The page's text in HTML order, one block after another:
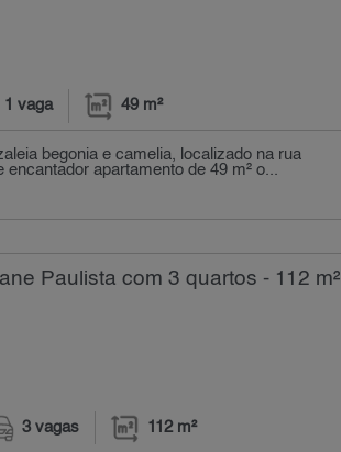
1 vaga 49 m²
begonia e camelia, localizado na rua
apartamento de 49 m² o...
Paulista com 3 quartos - 112 m²
3 vagas 112 m²